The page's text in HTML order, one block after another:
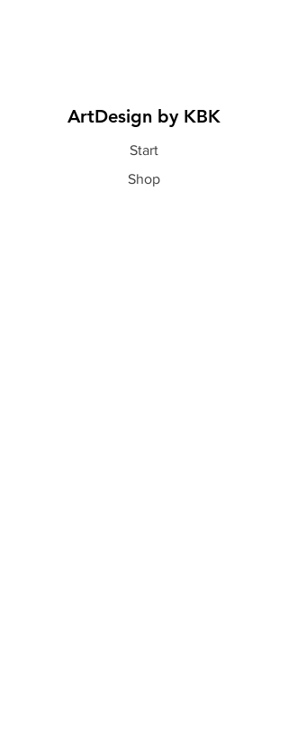
ArtDesign by KBK
Start
Shop